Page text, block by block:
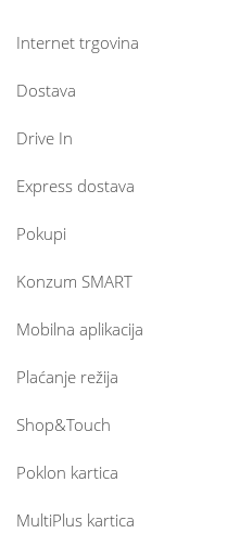
Internet trgovina
Dostava
Drive In
Express dostava
Pokupi
Konzum SMART
Mobilna aplikacija
Plaćanje režija
Shop&Touch
Poklon kartica
MultiPlus kartica